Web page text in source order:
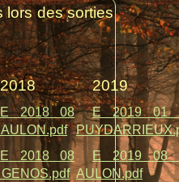
lors des sorties
2018
E 2018 08
E 2018 08
2019
E 2019 01
E 2019 08
AULON.pdf